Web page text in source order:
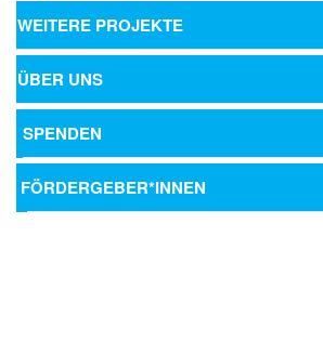
WEITERE PROJEKTE
ÜBER UNS
SPENDEN
FÖRDERGEBER*INNEN